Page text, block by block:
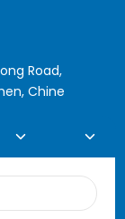
Road,
Chine